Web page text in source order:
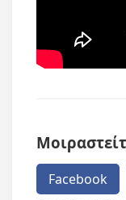
Facebook